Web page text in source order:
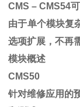
CMS – CMS54
由于单个模块复
选项扩展，不再
模块概述
CMS50
针对维修应用的